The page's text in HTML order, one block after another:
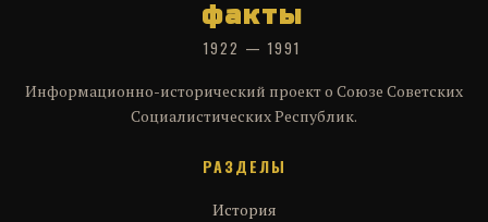
факты
1922 — 1991
Информационно-исторический проект о Союзе Советских
Социалистических Республик.
РАЗДЕЛЫ
История